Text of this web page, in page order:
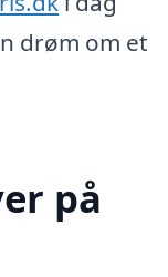
drøm om et
på